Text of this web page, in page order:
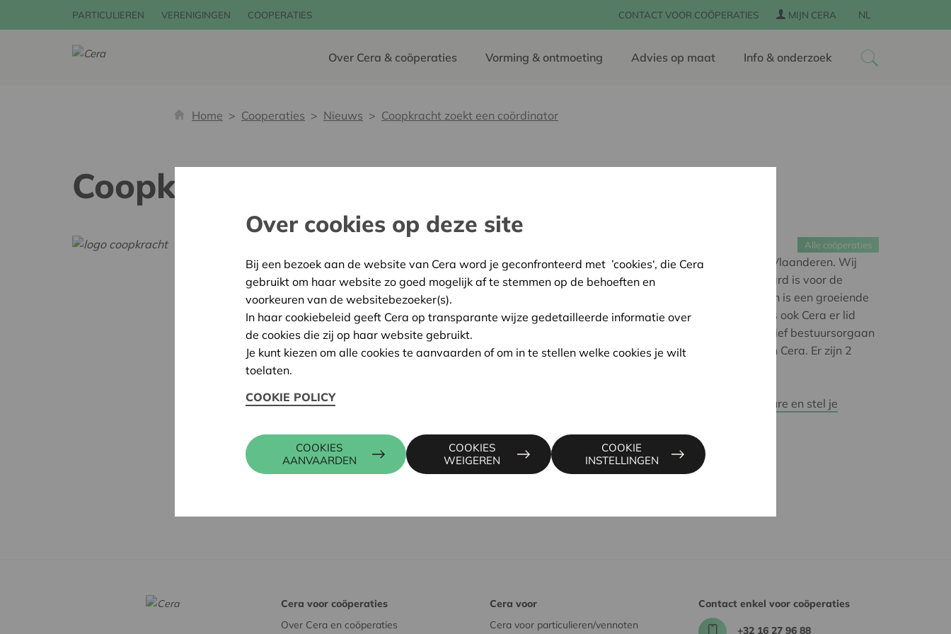
PARTICULIEREN VERENIGINGEN COOPERATIES CONTACT VOOR COÖPERATIES MIJN CERA NL
Over Cera & coöperaties Vorming & ontmoeting Advies op maat Info & onderzoek
Home Cooperaties Nieuws Coopkracht zoekt een coördinator
Coopkracht zoekt een coördinator
Alle coöperaties
Coopkracht is het netwerk van en voor coöperaties in Vlaanderen. Wij
geloven dat ondernemen in samenwerking de standaard is voor de
wereld van morgen. Coopkracht bestaat sinds 2008 en is een groeiende
ledenorganisatie: ze telt 86 leden in 2020. Uiteraard is ook Cera er lid
van. Coopkracht wordt mee aangestuurd door een actief bestuursorgaan
met 8 bestuurders, waarvan 1 vertegenwoordiger van Cera. Er zijn 2
Kom alles te weten over deze heel interessante vacature en stel je
Cera voor coöperaties
Over Cera en coöperaties
Cera voor
Cera voor particulieren/vennoten
Contact enkel voor coöperaties
+32 16 27 96 88
Over cookies op deze site
Bij een bezoek aan de website van Cera word je geconfronteerd met ’cookies‘, die Cera
gebruikt om haar website zo goed mogelijk af te stemmen op de behoeften en
voorkeuren van de websitebezoeker(s).
In haar cookiebeleid geeft Cera op transparante wijze gedetailleerde informatie over
de cookies die zij op haar website gebruikt.
Je kunt kiezen om alle cookies te aanvaarden of om in te stellen welke cookies je wilt
toelaten.
COOKIE POLICY
COOKIES
AANVAARDEN
COOKIES
WEIGEREN
COOKIE
INSTELLINGEN